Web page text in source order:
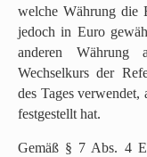
welche Währung die
jedoch in Euro
anderen
Wechselkurs der
des Tages
festgestellt hat.
Gemäß § 7 Abs. 4